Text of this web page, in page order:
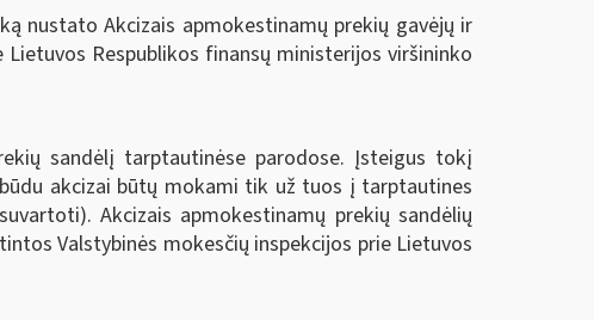
nustato Akcizais apmokestinamų prekių gavėjų ir
Respublikos finansų ministerijos viršininko
sandėlį tarptautinėse parodose. Įsteigus tokį
akcizai būtų mokami tik už tuos į tarptautines
Akcizais apmokestinamų prekių sandėlių
Valstybinės mokesčių inspekcijos prie Lietuvos